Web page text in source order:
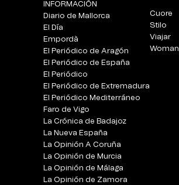
INFORMACIÓN
Diario de Mallorca
El Día
Empordà
El Periódico de Aragón
El Periódico de España
El Periódico
El Periódico de Extremadura
El Periódico Mediterráneo
Faro de Vigo
La Crónica de Badajoz
La Nueva España
La Opinión A Coruña
La Opinión de Murcia
La Opinión de Málaga
La Opinión de Zamora
Cuore
Stilo
Viajar
Woman